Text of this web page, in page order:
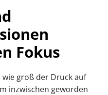
Fokus
wie groß der Druck auf
inzwischen geworden